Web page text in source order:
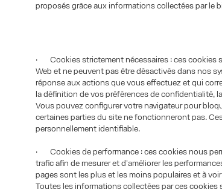
proposés grâce aux informations collectées par le
· Cookies strictement nécessaires : ces cookies
Web et ne peuvent pas être désactivés dans nos
réponse aux actions que vous effectuez et qui
la définition de vos préférences de confidentialité,
Vous pouvez configurer votre navigateur pour
certaines parties du site ne fonctionneront pas.
personnellement identifiable.
· Cookies de performance : ces cookies nous
trafic afin de mesurer et d'améliorer les
pages sont les plus et les moins populaires et à
Toutes les informations collectées par ces